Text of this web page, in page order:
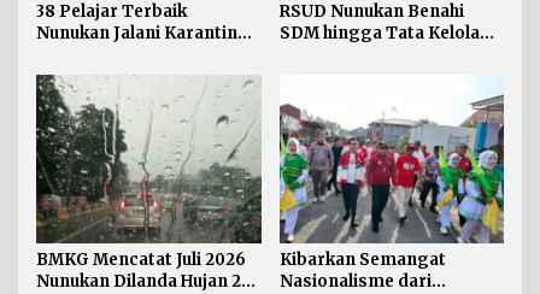
38 Pelajar Terbaik
Nunukan Jalani Karantina,
di HUT RI ke-81
RSUD Nunukan Benahi
SDM hingga Tata Kelola
BMKG Mencatat Juli 2026
Nunukan Dilanda Hujan 23
Kibarkan Semangat
Nasionalisme dari